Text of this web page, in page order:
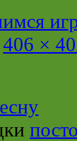
406 ×